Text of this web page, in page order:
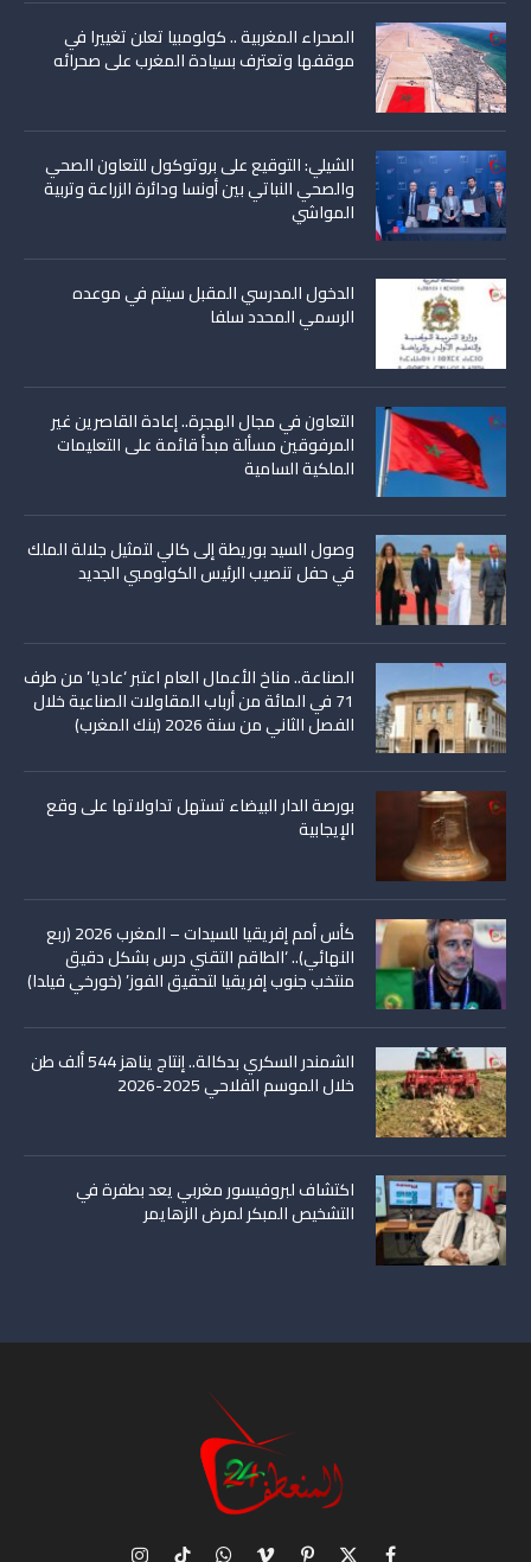
الصحراء المغربية .. كولومبيا تعلن تغييرا في
موقفها وتعترف بسيادة المغرب على صحرائه
الشيلي: التوقيع على بروتوكول للتعاون الصحي
والصحي النباتي بين أونسا ودائرة الزراعة وتربية
المواشي
الدخول المدرسي المقبل سیتم في موعده
الرسمي المحدد سلفا
التعاون في مجال الهجرة.. إعادة القاصرين غير
المرفوقين مسألة مبدأ قائمة على التعليمات
الملكية السامية
وصول السيد بوريطة إلى كالي لتمثيل جلالة الملك
في حفل تنصيب الرئيس الكولومبي الجديد
الصناعة.. مناخ الأعمال العام اعتبر ‘عاديا’ من طرف
71 في المائة من أرباب المقاولات الصناعية خلال
الفصل الثاني من سنة 2026 (بنك المغرب)
بورصة الدار البيضاء تستهل تداولاتها على وقع
الإيجابية
كأس أمم إفريقيا للسيدات – المغرب 2026 (ربع
النهائي).. ‘الطاقم التقني درس بشكل دقيق
منتخب جنوب إفريقيا لتحقيق الفوز’ (خورخي فيلدا)
الشمندر السكري بدكالة.. إنتاج يناهز 544 ألف طن
خلال الموسم الفلاحي 2025-2026
اكتشاف لبروفيسور مغربي يعد بطفرة في
التشخيص المبكر لمرض الزهايمر